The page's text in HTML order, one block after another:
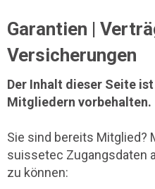
Garantien |
Versicherungen
Der Inhalt dieser Seite
Mitgliedern vorbehalten.
Sie sind bereits Mitglied?
suissetec Zugangsdaten
zu können: